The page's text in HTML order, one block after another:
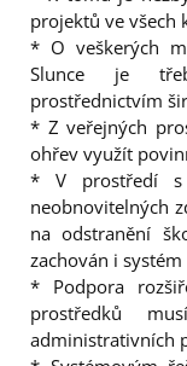
projektů ve všech
* O veškerých
Slunce je
prostřednictvím
* Z veřejných
ohřev využít
* V prostředí s
neobnovitelných
na odstranění
zachován i
* Podpora
prostředků
administrativních